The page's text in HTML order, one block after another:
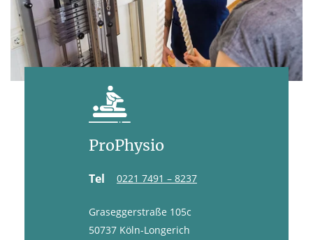
ProPhysio
Graseggerstraße 105c
50737 Köln-Longerich
Tel 0221 7491 – 8237